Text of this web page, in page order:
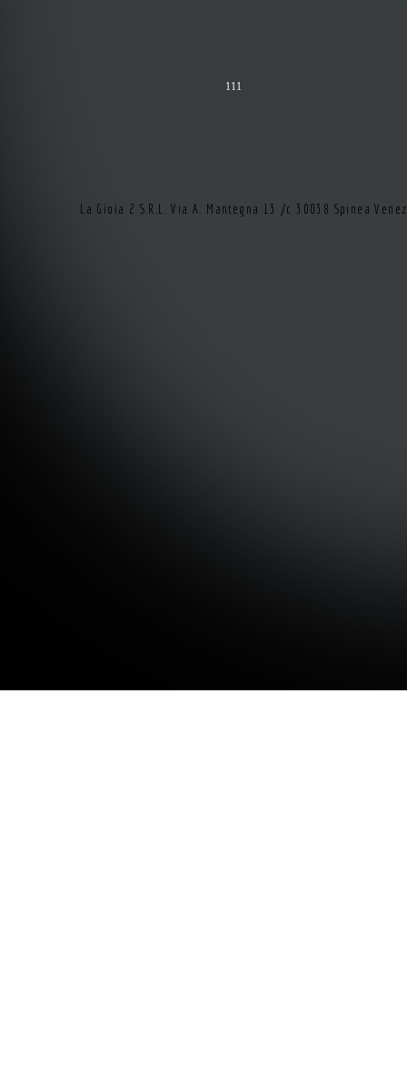
111
La Gioia 2 S.R.L. Via A. Mantegna 13 /c 30038 Spinea